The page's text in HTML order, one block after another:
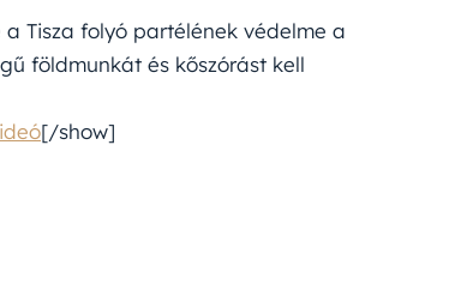
Tisza folyó partélének védelme a
földmunkát és kőszórást kell
[/show]